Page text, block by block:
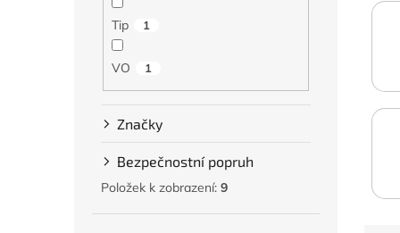
Tip 1
VO 1
Značky
Bezpečnostní popruh
Položek k zobrazení: 9